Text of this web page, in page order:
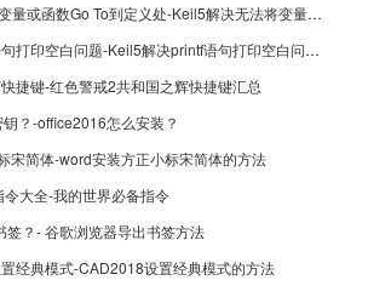
Keil5怎么解决无法将变量或函数Go To到定义处-Keil5解决无法将变量或函数Go To到定义处的方法
Keil5怎么解决printf语句打印空白问题-Keil5解决printf语句打印空白问题的方法
捷键-红色警戒2共和国之辉快捷键汇总
？-office2016怎么安装？
宋简体-word安装方正小标宋简体的方法
大全-我的世界必备指令
签？- 谷歌浏览器导出书签方法
经典模式-CAD2018设置经典模式的方法